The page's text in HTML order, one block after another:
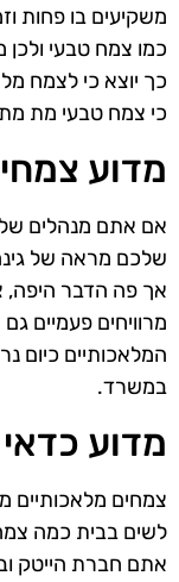
משקיעים בו פחות
כמו צמח טבעי
כך יוצא כי לצמח
כי צמח טבעי מת
מדוע
אם אתם מנהלים של
שלכם מראה של
אך פה הדבר היפה,
מרוויחים פעמיים
המלאכותיים כיום
במשרד.
מדוע
צמחים מלאכותיים
לשים בבית כמה